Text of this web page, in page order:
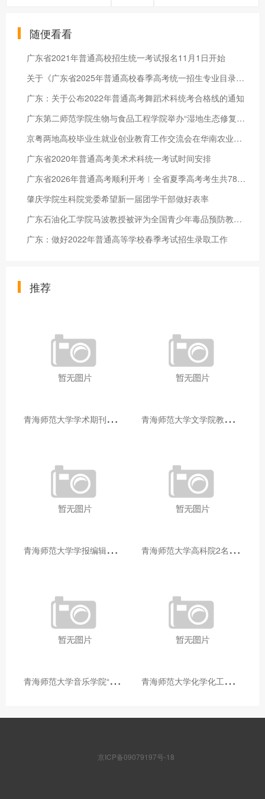
随便看看
广东省2021年普通高校招生统一考试报名11月1日开始
关于《广东省2025年普通高校春季高考统一招生专业目录》更正的通知
广东：关于公布2022年普通高考舞蹈术科统考合格线的通知
广东第二师范学院生物与食品工程学院举办“湿地生态修复”科普专
京粤两地高校毕业生就业创业教育工作交流会在华南农业大学举行
广东省2020年普通高考美术术科统一考试时间安排
广东省2026年普通高考顺利开考︱全省夏季高考考生共78.22万考生
肇庆学院生科院党委希望新一届团学干部做好表率
广东石油化工学院马波教授被评为全国青少年毒品预防教育优秀校外
广东：做好2022年普通高等学校春季考试招生录取工作
推荐
青
海师范大学学术期刊两个专栏入选2025年青海省期刊重点专栏 青
海师范大学文学院教师赴山东省相关高校和学术机构交流学习
青
海师范大学学报编辑部赴大通县城关镇上毛佰胜村开展帮扶慰问活动 青
海师范大学高科院2名专家当选中国科学院院士
青
海师范大学音乐学院“青舞华章”本科舞蹈专业中期汇报圆满落幕 青
海师范大学化学化工学院开展铸牢中华民族共同体意识大讲堂活动
京ICP备09079197号-18